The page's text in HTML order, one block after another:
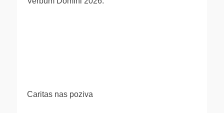
Caritas nas poziva